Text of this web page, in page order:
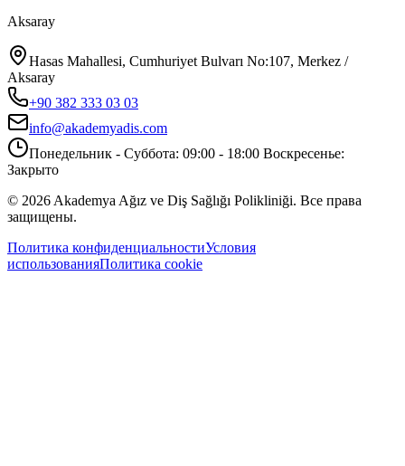
Aksaray
Hasas Mahallesi, Cumhuriyet Bulvarı No:107, Merkez /
Aksaray
+90 382 333 03 03
info@akademyadis.com
Понедельник - Суббота: 09:00 - 18:00 Воскресенье:
Закрыто
© 2026Akademya Ağız ve Diş Sağlığı Polikliniği. Все права
защищены.
Политика конфиденциальностиУсловия
использованияПолитика cookie